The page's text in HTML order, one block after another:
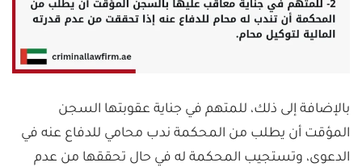
بالإضافة إلى ذلك، للمتهم في جناية عقوبتها السجن
المؤقت أن يطلب من المحكمة ندب محامي للدفاع عنه في
الدعوى، وتستجيب المحكمة له في حال تحققها من عدم